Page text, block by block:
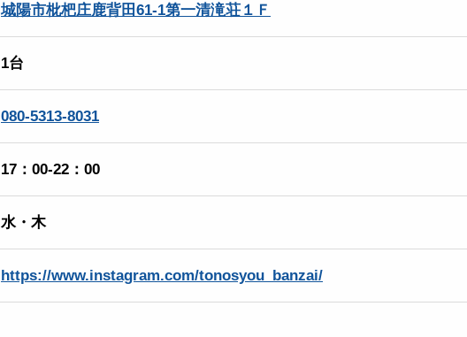
城陽市枇杷庄鹿背田61-1第一清滝荘１Ｆ
1台
080-5313-8031
17：00-22：00
水・木
https://www.instagram.com/tonosyou_banzai/